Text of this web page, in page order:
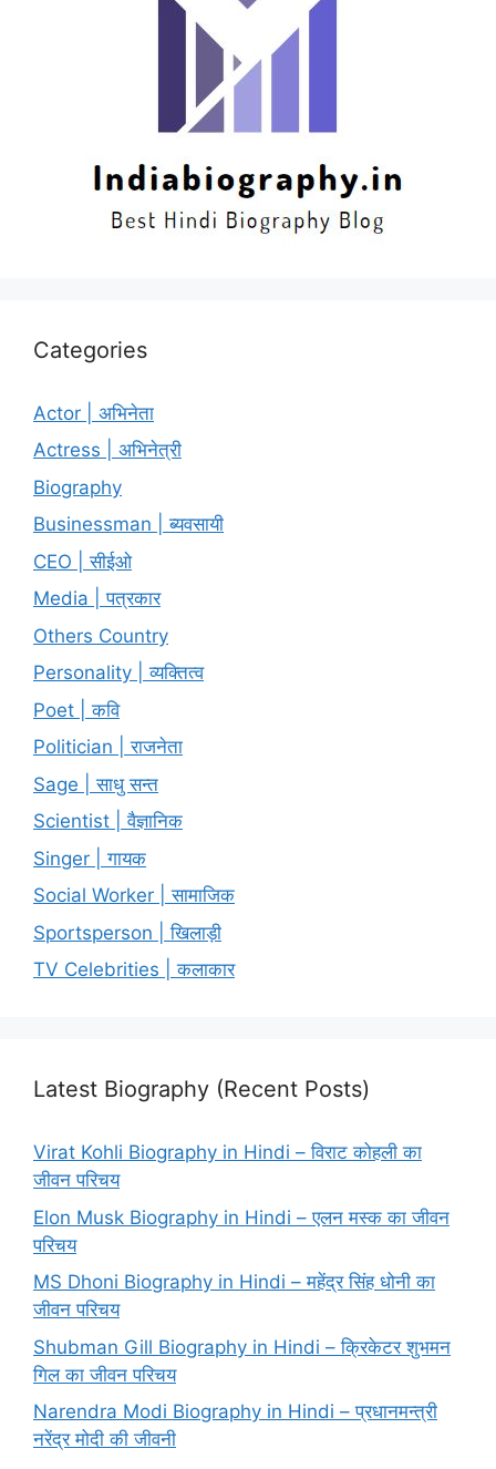
Categories
Actor | अभिनेता
Actress | अभिनेत्री
Biography
Businessman | ब्यवसायी
CEO | सीईओ
Media | पत्रकार
Others Country
Personality | व्यक्तित्व
Poet | कवि
Politician | राजनेता
Sage | साधु सन्त
Scientist | वैज्ञानिक
Singer | गायक
Social Worker | सामाजिक
Sportsperson | खिलाड़ी
TV Celebrities | कलाकार
Latest Biography (Recent Posts)
Virat Kohli Biography in Hindi – विराट कोहली का
जीवन परिचय
Elon Musk Biography in Hindi – एलन मस्क का जीवन
परिचय
MS Dhoni Biography in Hindi – महेंद्र सिंह धोनी का
जीवन परिचय
Shubman Gill Biography in Hindi – क्रिकेटर शुभमन
गिल का जीवन परिचय
Narendra Modi Biography in Hindi – प्रधानमन्त्री
नरेंद्र मोदी की जीवनी